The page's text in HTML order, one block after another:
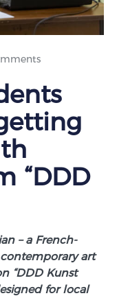
“DDD
– a French-
art
“DDD Kunst
for local